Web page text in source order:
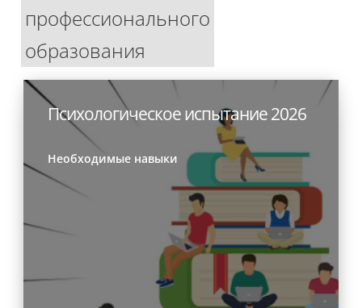
профессионального
образования
Психологическое испытание 2026
Необходимые навыки